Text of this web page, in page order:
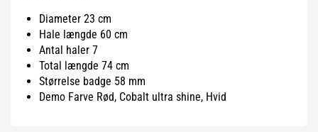
Diameter 23 cm
Hale længde 60 cm
Antal haler 7
Total længde 74 cm
Størrelse badge 58 mm
Demo Farve Rød, Cobalt ultra shine, Hvid